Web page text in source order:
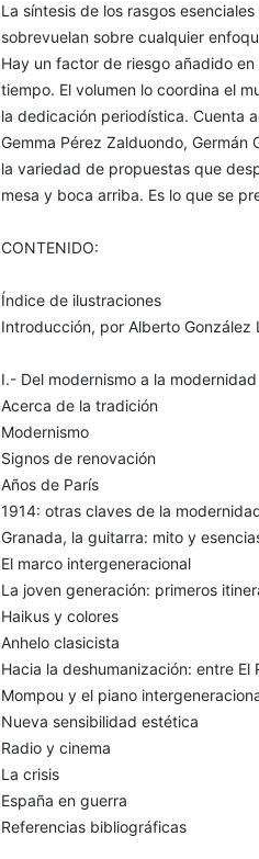
La síntesis de los rasgos
sobrevuelan sobre cualquier
Hay un factor de riesgo añadido
tiempo. El volumen lo coordina el
la dedicación periodística. Cuenta
Gemma Pérez Zalduondo, Germán
la variedad de propuestas que
mesa y boca arriba. Es lo que se
CONTENIDO:
Índice de ilustraciones
Introducción, por Alberto González
I.- Del modernismo a la
Acerca de la tradición
Modernismo
Signos de renovación
Años de París
1914: otras claves de la
Granada, la guitarra: mito y
El marco intergeneracional
La joven generación: primeros
Haikus y colores
Anhelo clasicista
Hacia la deshumanización: entre El
Mompou y el piano
Nueva sensibilidad estética
Radio y cinema
La crisis
España en guerra
Referencias bibliográficas